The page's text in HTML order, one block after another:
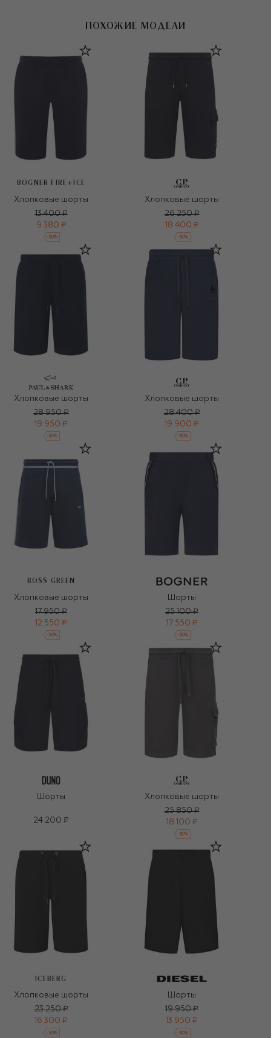
ПОХОЖИЕ МОДЕЛИ
BOGNER FIRE+ICE
Хлопковые шорты
13 400 ₽
9 380 ₽
-30%
Хлопковые шорты
26 250 ₽
18 400 ₽
-30%
Хлопковые шорты
28 950 ₽
19 950 ₽
-30%
Хлопковые шорты
28 400 ₽
19 900 ₽
-30%
BOSS GREEN
Хлопковые шорты
17 950 ₽
12 550 ₽
-30%
Шорты
25 100 ₽
17 550 ₽
-30%
Шорты
24 200 ₽
Хлопковые шорты
25 850 ₽
18 100 ₽
-30%
ICEBERG
Хлопковые шорты
23 250 ₽
16 300 ₽
-30%
Шорты
19 950 ₽
13 950 ₽
-30%